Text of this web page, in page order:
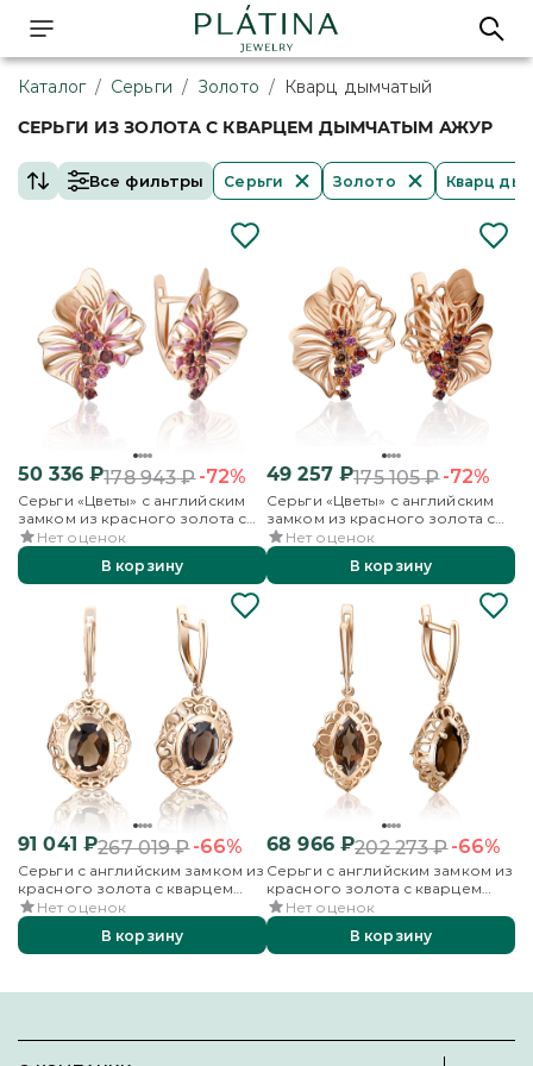
Каталог / Серьги / Золото / Кварц дымчатый
СЕРЬГИ ИЗ ЗОЛОТА С КВАРЦЕМ ДЫМЧАТЫМ АЖУР
Все фильтры Серьги Золото Кварц
50 336₽178 943₽-72%
Серьги «Цветы» с английским
замком из красного золота с
гранатами, кварцем дымчатым и
эмалью
Нет оценок
В корзину
49 257₽175 105₽-72%
Серьги «Цветы» с английским
замком из красного золота с
гранатами и кварцем дымчатым
Нет оценок
В корзину
91 041 ₽267 019₽-66%
Серьги с английским замком из
красного золота с кварцем
дымчатым
Нет оценок
В корзину
68 966₽202 273₽-66%
Серьги с английским замком из
красного золота с кварцем
дымчатым
Нет оценок
В корзину